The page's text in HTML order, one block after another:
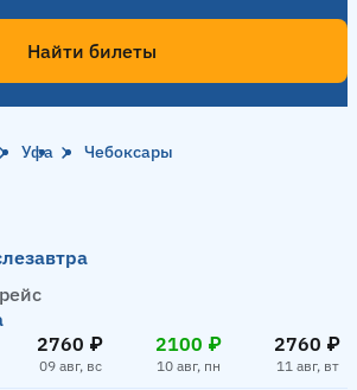
Найти билеты
Уфа Чебоксары
2760 ₽
09 авг, вс
2100 ₽
10 авг, пн
2760 ₽
11 авг, вт